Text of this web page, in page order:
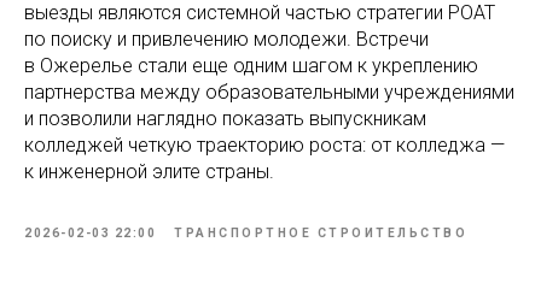
выезды являются системной частью стратегии РОАТ
по поиску и привлечению молодежи. Встречи
в Ожерелье стали еще одним шагом к укреплению
партнерства между образовательными учреждениями
и позволили наглядно показать выпускникам
колледжей четкую траекторию роста: от колледжа —
к инженерной элите страны.
2026-02-03 22:00 ТРАНСПОРТНОЕ СТРОИТЕЛЬСТВО